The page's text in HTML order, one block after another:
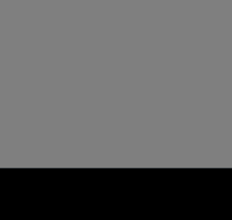
ード＆スラックスパンツ セットアッ